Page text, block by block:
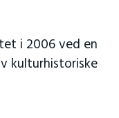
i 2006 ved en
kulturhistoriske